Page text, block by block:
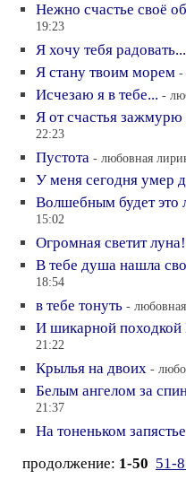
Нежно счастье своё
19:23
Я хочу тебя радовать...
Я стану твоим морем -
Исчезаю я в тебе... -
Я от счастья зажмурю
22:23
Пустота - любовная
У меня сегодня умер
Волшебным будет это
15:02
Огромная светит луна!
В тебе душа нашла
18:54
в тебе тонуть -
И шикарной
21:22
Крылья на двоих -
Белым ангелом за
21:37
На тоненьком запястье
продолжение: 1-50 51-